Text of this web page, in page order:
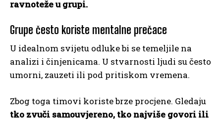
ravnoteže u grupi.
Grupe često koriste mentalne prečace
U idealnom svijetu odluke bi se temeljile na
analizi i činjenicama. U stvarnosti ljudi su često
umorni, zauzeti ili pod pritiskom vremena.
Zbog toga timovi koriste brze procjene. Gledaju
tko zvuči samouvjereno, tko najviše govori ili